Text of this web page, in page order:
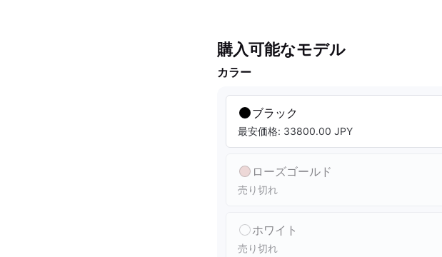
購入可能なモデル
カラー
ブラック
最安価格: 33800.00 JPY
ローズゴールド
売り切れ
ホワイト
売り切れ